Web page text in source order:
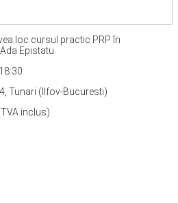
loc cursul practic PRP în
Epistatu
Tunari (Ilfov-Bucuresti)
inclus)